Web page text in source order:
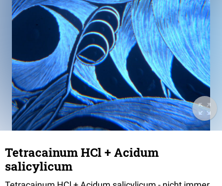
Tetracainum HCl + Acidum
salicylicum